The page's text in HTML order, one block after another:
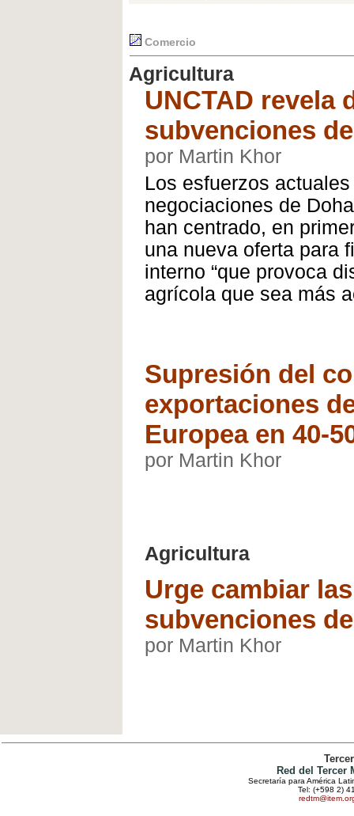
Comercio
Agricultura
UNCTAD revela
subvenciones
por Martin Khor
Los esfuerzos
negociaciones de
han centrado, en
una nueva oferta para
interno “que provoca
agrícola que sea más
Supresión del
exportaciones
Europea en 40-
por Martin Khor
Agricultura
Urge cambiar
subvenciones
por Martin Khor
Red del
Secretaría para América
Tel: (+598 2)